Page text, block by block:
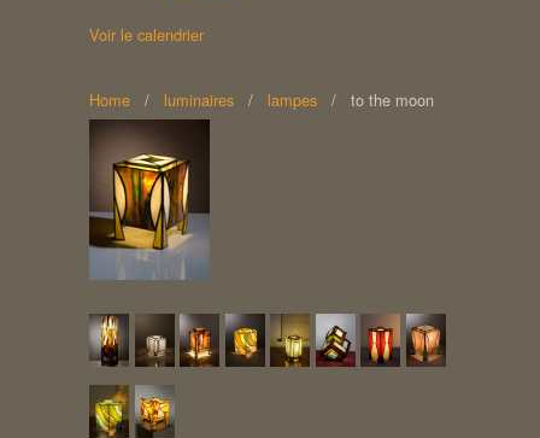
Voir le calendrier
Home / luminaires / lampes / to the moon